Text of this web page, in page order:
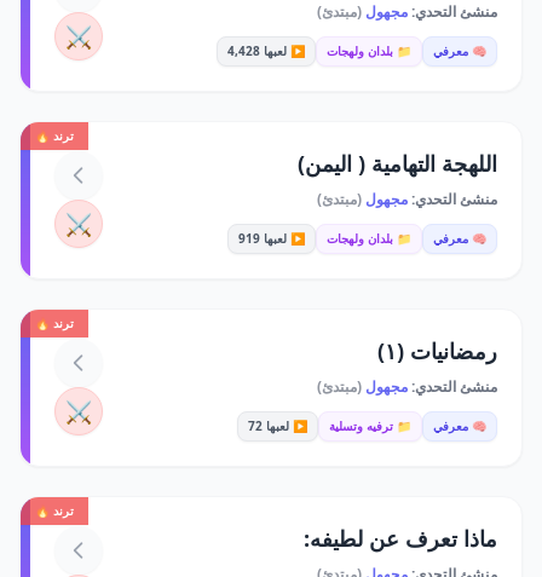
منشئ التحدي:مجهول (مبتدئ)
🧠 معرفي 📁 بلدان ولهجات ▶️ لعبها 4,428 ⚔️
ترند 🔥
اللهجة التهامية ( اليمن)
منشئ التحدي:مجهول (مبتدئ)
🧠 معرفي 📁 بلدان ولهجات ▶️ لعبها 919 ⚔️
ترند 🔥
رمضانيات (١)
منشئ التحدي:مجهول (مبتدئ)
🧠 معرفي 📁 ترفيه وتسلية ▶️ لعبها 72 ⚔️
ترند 🔥
ماذا تعرف عن لطيفه: